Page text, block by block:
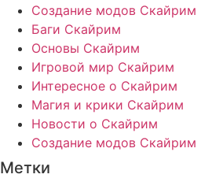
Создание модов Скайрим
Баги Скайрим
Основы Скайрим
Игровой мир Скайрим
Интересное о Скайрим
Магия и крики Скайрим
Новости о Скайрим
Создание модов Скайрим
Метки